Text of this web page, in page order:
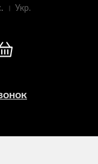
Укр.